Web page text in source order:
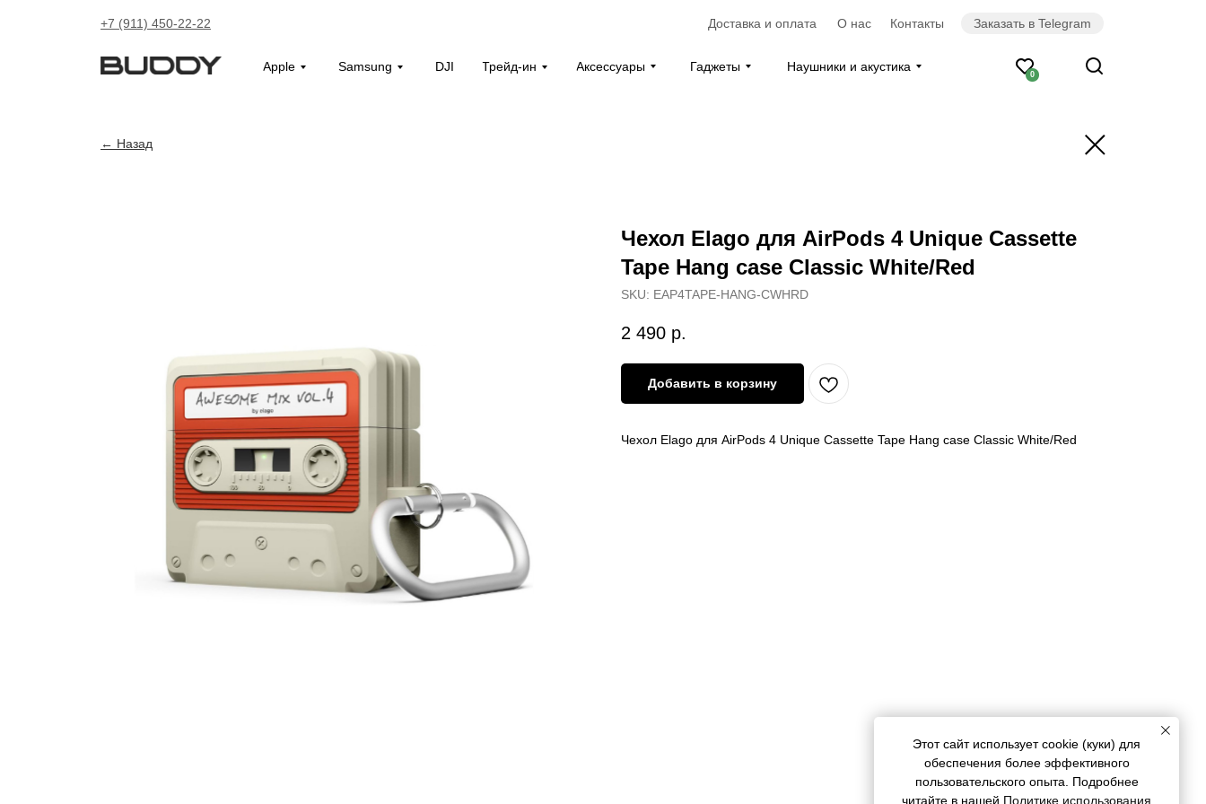
О нас
Доставка и оплата Контакты
+7 (911) 450-22-22
Apple Samsung DJI Трейд-ин Аксессуары Гаджеты Наушники и акустика
0
Заказать в Telegram
Этот сайт использует cookie (куки) для
обеспечения более эффективного
пользовательского опыта. Подробнее
читайте в нашей Политике использования
Назад
Чехол Elago для AirPods 4 Unique Cassette
Tape Hang case Classic White/Red
SKU: EAP4TAPE-HANG-CWHRD
2 490 р.
Добавить в корзину
Чехол Elago для AirPods 4 Unique Cassette Tape Hang case Classic White/Red